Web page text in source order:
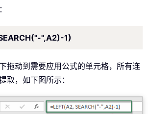
",A2)-1)
拖动到需要应用公式的单元格，所有连
取，如下图所示：